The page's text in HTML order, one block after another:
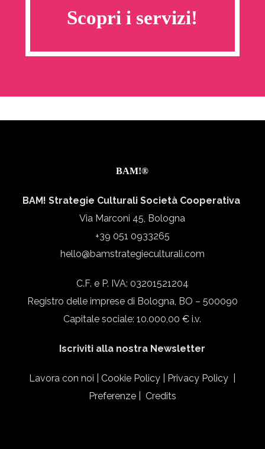
Scopri i servizi!
BAM!®
BAM! Strategie Culturali Società Cooperativa
Via Marconi 45, Bologna
+39 051 0933265
hello@bamstrategieculturali.com
C.F. e P. IVA: 03201521204
Registro delle imprese di Bologna, BO – 500090
Capitale sociale: 10.000,00 € i.v.
Iscriviti alla nostra Newsletter
Lavora con noi |Cookie Policy Privacy Policy
Preferenze
Credits